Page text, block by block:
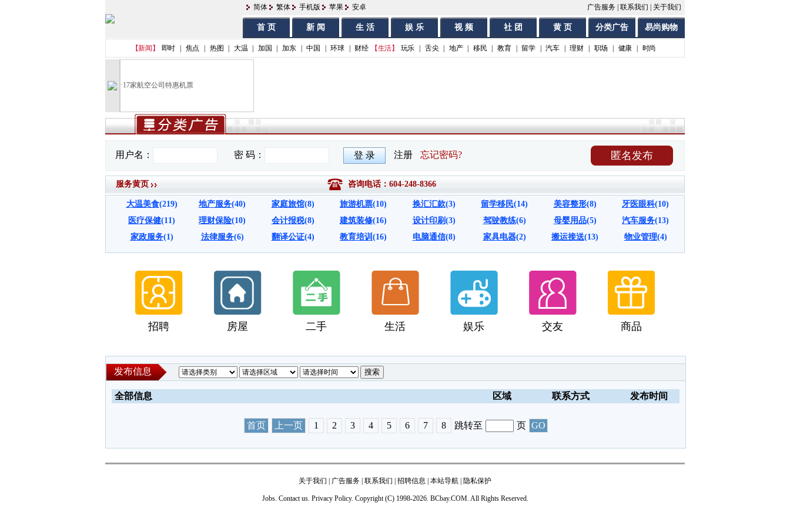
简体 繁体 手机版 苹果 安卓 广告服务 联系我们 关于我们
首 页 新 闻 生 活 娱 乐 视 频 社 团 黄 页 分类广告 易尚购物
【新闻】 即时 焦点 热图 大温 加国 加东 中国 环球 财经 【生活】 玩乐 舌尖 地产 移民 教育 留学 汽车 理财 职场 健康 时尚
·17家航空公司特惠机票
匿名发布
服务黄页 咨询电话：604-248-8366
大温美食(219) 地产服务(40) 家庭旅馆(8) 旅游机票(10) 换汇汇款(3) 留学移民(14) 美容整形(8) 牙医眼科(10)
医疗保健(11) 理财保险(10) 会计报税(8) 建筑装修(16) 设计印刷(3) 驾驶教练(6) 母婴用品(5) 汽车服务(13)
家政服务(1) 法律服务(6) 翻译公证(4) 教育培训 (16) 电脑通信(8) 家具电器(2) 搬运接送(13) 物业管理(4)
招聘 房屋 二手 生活 娱乐 交友 商品
发布信息
全部信息 区域 联系方式 发布时间
首页 上一页 1 2 3 4 5 6 7 8 跳转至 页
关于我们 广告服务 联系我们 招聘信息 本站导航 隐私保护
Jobs. Contact us. Privacy Policy. Copyright (C) 1998-2026. BCbay.COM. All Rights Reserved.